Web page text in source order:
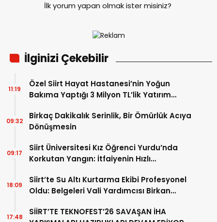
İlk yorum yapan olmak ister misiniz?
İlginizi Çekebilir
Özel Siirt Hayat Hastanesi’nin Yoğun
Bakıma Yaptığı 3 Milyon TL’lik Yatırım
11:19
Birkaç Dakikalık Serinlik, Bir Ömürlük Acıya
Dönüşmesin
09:32
Siirt Üniversitesi Kız Öğrenci Yurdu’nda
Korkutan Yangın: İtfaiyenin Hızlı
09:17
Siirt’te Su Altı Kurtarma Ekibi Profesyonel
Oldu: Belgeleri Vali Yardımcısı Birkan
18:09
SİİRT’TE TEKNOFEST’26 SAVAŞAN İHA
17:48